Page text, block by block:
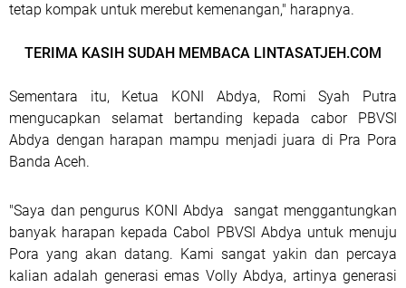
tetap kompak untuk merebut kemenangan," harapnya.
TERIMA KASIH SUDAH MEMBACA LINTASATJEH.COM
Sementara itu, Ketua KONI Abdya, Romi Syah Putra
mengucapkan selamat bertanding kepada cabor PBVSI
Abdya dengan harapan mampu menjadi juara di Pra Pora
Banda Aceh.
"Saya dan pengurus KONI Abdya sangat menggantungkan
banyak harapan kepada Cabol PBVSI Abdya untuk menuju
Pora yang akan datang. Kami sangat yakin dan percaya
kalian adalah generasi emas Volly Abdya, artinya generasi